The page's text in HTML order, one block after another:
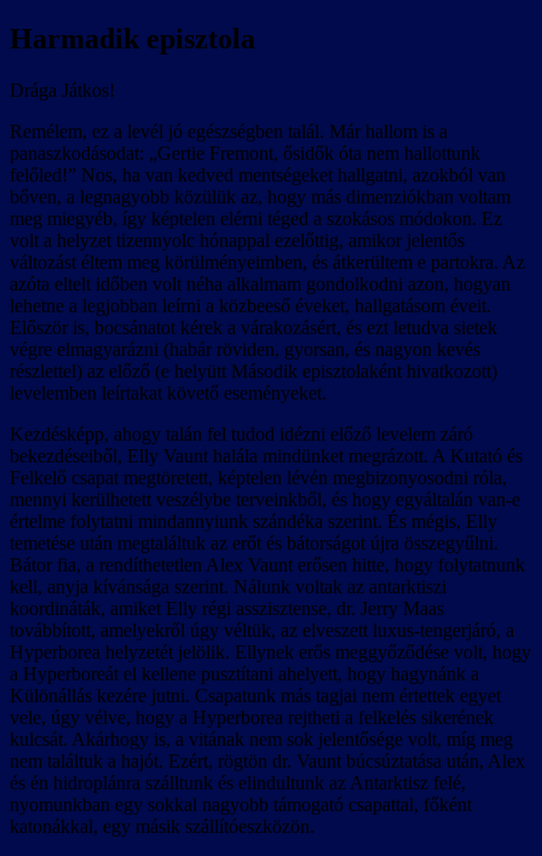
Harmadik episztola
Drága Játkos!
Remélem, ez a levél jó egészségben talál. Már hallom is a
panaszkodásodat: „Gertie Fremont, ősidők óta nem hallottunk
felőled!” Nos, ha van kedved mentségeket hallgatni, azokból van
bőven, a legnagyobb közülük az, hogy más dimenziókban voltam
meg miegyéb, így képtelen elérni téged a szokásos módokon. Ez
volt a helyzet tizennyolc hónappal ezelőttig, amikor jelentős
változást éltem meg körülményeimben, és átkerültem e partokra. Az
azóta eltelt időben volt néha alkalmam gondolkodni azon, hogyan
lehetne a legjobban leírni a közbeeső éveket, hallgatásom éveit.
Először is, bocsánatot kérek a várakozásért, és ezt letudva sietek
végre elmagyarázni (habár röviden, gyorsan, és nagyon kevés
részlettel) az előző (e helyütt Második episztolaként hivatkozott)
levelemben leírtakat követő eseményeket.
Kezdésképp, ahogy talán fel tudod idézni előző levelem záró
bekezdéseiből, Elly Vaunt halála mindünket megrázott. A Kutató és
Felkelő csapat megtöretett, képtelen lévén megbizonyosodni róla,
mennyi kerülhetett veszélybe terveinkből, és hogy egyáltalán van-e
értelme folytatni mindannyiunk szándéka szerint. És mégis, Elly
temetése után megtaláltuk az erőt és bátorságot újra összegyűlni.
Bátor fia, a rendíthetetlen Alex Vaunt erősen hitte, hogy folytatnunk
kell, anyja kívánsága szerint. Nálunk voltak az antarktiszi
koordináták, amiket Elly régi asszisztense, dr. Jerry Maas
továbbított, amelyekről úgy véltük, az elveszett luxus-tengerjáró, a
Hyperborea helyzetét jelölik. Ellynek erős meggyőződése volt, hogy
a Hyperboreát el kellene pusztítani ahelyett, hogy hagynánk a
Különállás kezére jutni. Csapatunk más tagjai nem értettek egyet
vele, úgy vélve, hogy a Hyperborea rejtheti a felkelés sikerének
kulcsát. Akárhogy is, a vitának nem sok jelentősége volt, míg meg
nem találtuk a hajót. Ezért, rögtön dr. Vaunt búcsúztatása után, Alex
és én hidroplánra szálltunk és elindultunk az Antarktisz felé,
nyomunkban egy sokkal nagyobb támogató csapattal, főként
katonákkal, egy másik szállítóeszközön.